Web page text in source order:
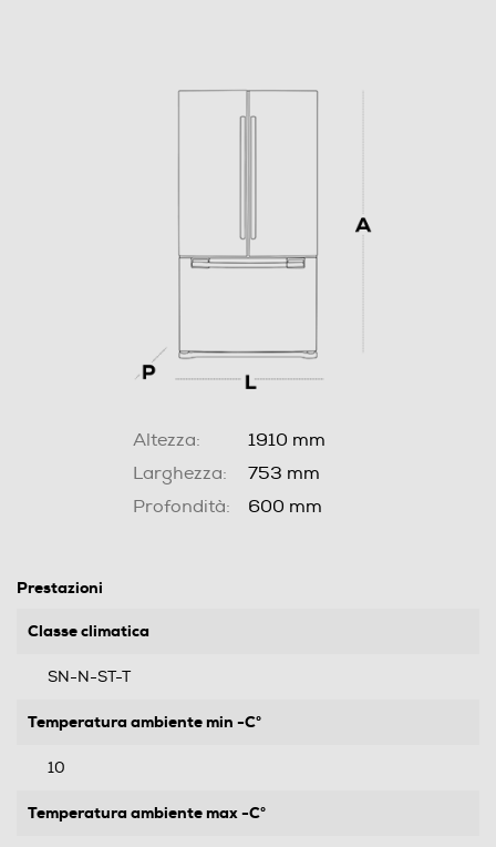
Altezza:
1910 mm
Larghezza:
753 mm
Profondità:
600 mm
Prestazioni
Classe climatica
SN-N-ST-T
Temperatura ambiente min -C°
10
Temperatura ambiente max -C°